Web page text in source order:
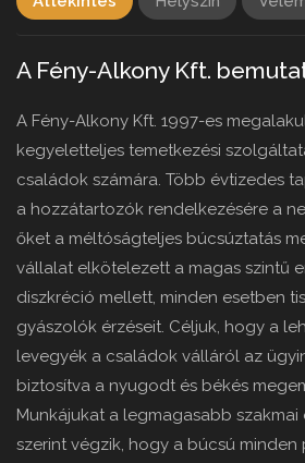
A Fény-Alkony Kft.
A Fény-Alkony Kft. 1997-es
kegyeletteljes temetkezési
családok számára. Több évtizedes
a hozzátartozók rendelkezésére a
őket a méltóságteljes búcsúztatás
vállalat elkötelezett a magas szintű
diszkréció mellett, minden esetben
gyászolók érzéseit. Céljuk, hogy a
levegyék a családok válláról az
biztosítva a nyugodt és békés
Munkájukat a legmagasabb szakmai
szerint végzik, hogy a búcsú